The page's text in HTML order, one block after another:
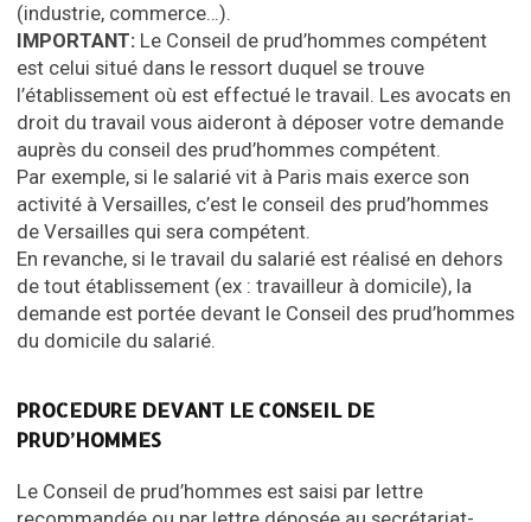
(industrie, commerce…).
IMPORTANT: Le Conseil de prud’hommes compétent
est celui situé dans le ressort duquel se trouve
l’établissement où est effectué le travail. Les avocats en
droit du travail vous aideront à déposer votre demande
auprès du conseil des prud’hommes compétent.
Par exemple, si le salarié vit à Paris mais exerce son
activité à Versailles, c’est le conseil des prud’hommes
de Versailles qui sera compétent.
En revanche, si le travail du salarié est réalisé en dehors
de tout établissement (ex : travailleur à domicile), la
demande est portée devant le Conseil des prud’hommes
du domicile du salarié.
PROCEDURE DEVANT LE CONSEIL DE
PRUD’HOMMES
Le Conseil de prud’hommes est saisi par lettre